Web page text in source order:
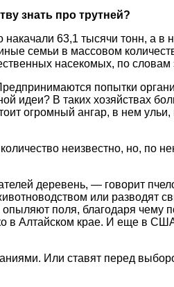
знать про трутней?
63,1 тысячи тонн, а в
семьи в массовом
насекомых, по словам
попытки
идеи? В таких хозяйствах
огромный ангар, в нем
неизвестно, но, по
деревень, — говорит
или разводят
поля, благодаря
в Алтайском крае. И еще в
Или ставят перед